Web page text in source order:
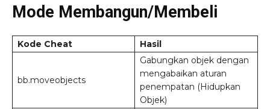
Mode Membangun/Membeli
Kode Cheat Hasil
bb.moveobjects
Gabungkan objek dengan
mengabaikan aturan
penempatan (Hidupkan
Objek)